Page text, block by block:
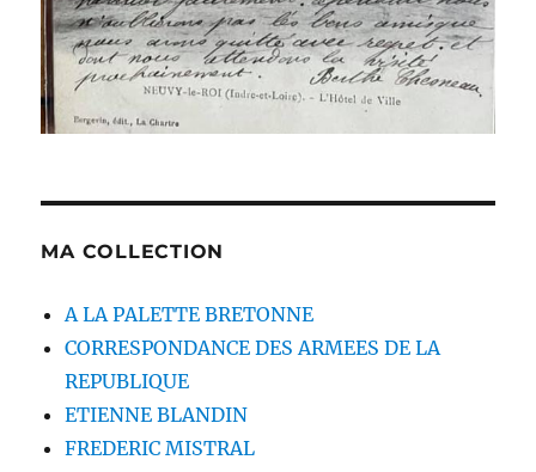
MA COLLECTION
A LA PALETTE BRETONNE
CORRESPONDANCE DES ARMEES DE LA
REPUBLIQUE
ETIENNE BLANDIN
FREDERIC MISTRAL